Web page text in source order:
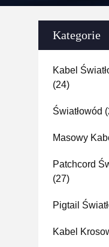
Kategorie
Kabel
(24)
Światłowód
Masowy
Patchcord
(27)
Pigtail
Kabel